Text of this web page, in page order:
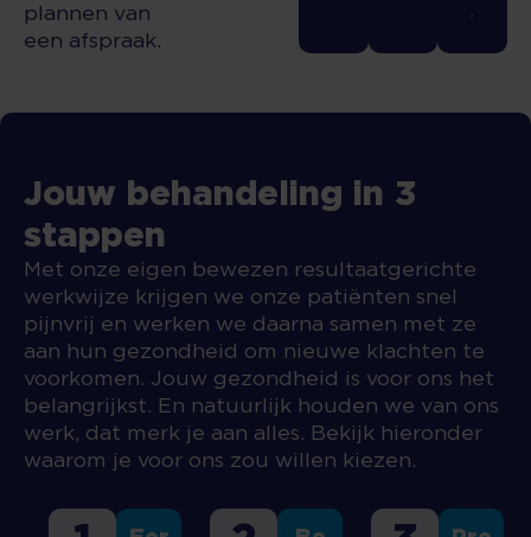
plannen van
een afspraak.
Jouw behandeling in 3
stappen
Met onze eigen bewezen resultaatgerichte
werkwijze krijgen we onze patiënten snel
pijnvrij en werken we daarna samen met ze
aan hun gezondheid om nieuwe klachten te
voorkomen. Jouw gezondheid is voor ons het
belangrijkst. En natuurlijk houden we van ons
werk, dat merk je aan alles. Bekijk hieronder
waarom je voor ons zou willen kiezen.